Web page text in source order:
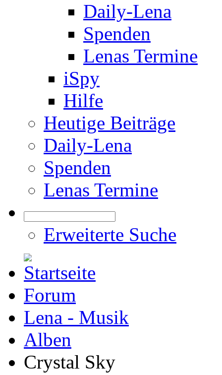
Daily-Lena
Spenden
Lenas Termine
iSpy
Hilfe
Heutige Beiträge
Daily-Lena
Spenden
Lenas Termine
Erweiterte Suche
Forum
Lena - Musik
Alben
Crystal Sky